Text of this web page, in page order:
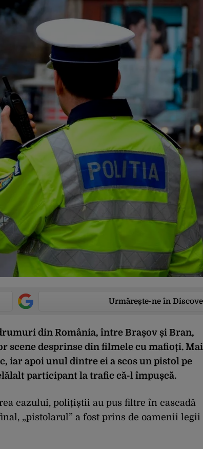
Urmărește-ne în
din România, între Brașov și Bran,
scene desprinse din filmele cu mafioți. Mai
, iar apoi unul dintre ei a scos un pistol pe
participant la trafic că-l împușcă.
cazului, polițiștii au pus filtre în cascadă
„pistolarul” a fost prins de oamenii legii